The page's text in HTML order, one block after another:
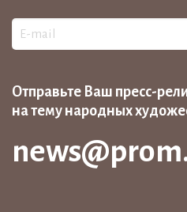
Отправьте Ваш пресс-
на тему народных